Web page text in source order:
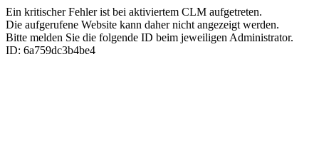
Ein kritischer Fehler ist bei aktiviertem CLM aufgetreten.
Die aufgerufene Website kann daher nicht angezeigt werden.
Bitte melden Sie die folgende ID beim jeweiligen Administrator.
ID: 6a759dc3b4be4